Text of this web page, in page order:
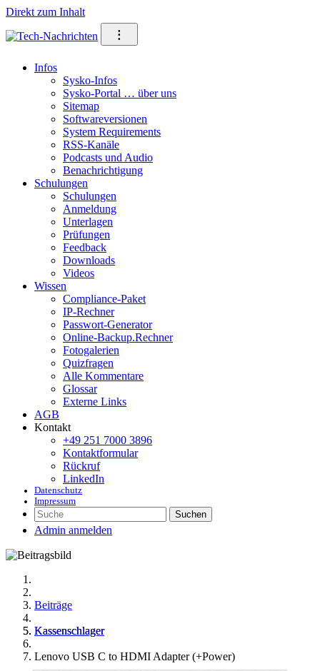
Direkt zum Inhalt
⁝
Infos
Sysko-Infos
Sysko-Portal … über uns
Sitemap
Softwareversionen
System Requirements
RSS-Kanäle
Podcasts und Audio
Benachrichtigung
Schulungen
Schulungen
Anmeldung
Unterlagen
Prüfungen
Feedback
Downloads
Videos
Wissen
Compliance-Paket
IP-Rechner
Passwort-Generator
Online-Backup.Rechner
Fotogalerien
Quizfragen
Alle Kommentare
Glossar
Externe Links
AGB
Kontakt
+49 251 7000 3896
Kontaktformular
Rückruf
LinkedIn
Datenschutz
Impressum
Suchen
Admin anmelden
Beiträge
Kassenschlager
Lenovo USB C to HDMI Adapter (+Power)